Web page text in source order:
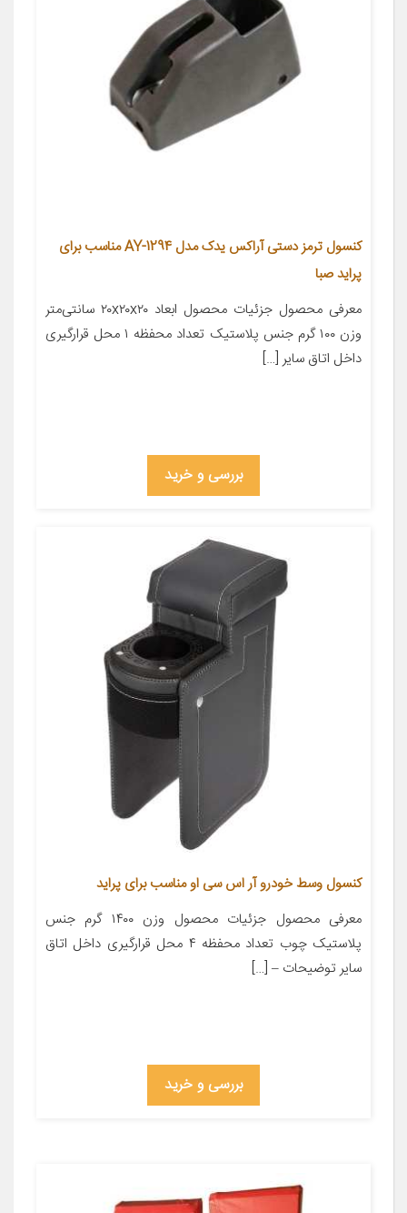
کنسول ترمز دستی آراکس یدک مدل AY-1294 مناسب برای
پراید صبا
معرفی محصول جزئیات محصول ابعاد ۲۰x۲۰x۲۰ سانتی‌متر
وزن ۱۰۰ گرم جنس پلاستیک تعداد محفظه ۱ محل قرارگیری
داخل اتاق سایر […]
بررسی و خرید
کنسول وسط خودرو آر اس سی او مناسب برای پراید
معرفی محصول جزئیات محصول وزن ۱۴۰۰ گرم جنس
پلاستیک چوب تعداد محفظه ۴ محل قرارگیری داخل اتاق
سایر توضیحات – […]
بررسی و خرید